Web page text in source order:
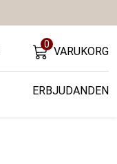
0
VARUKORG
ERBJUDANDEN